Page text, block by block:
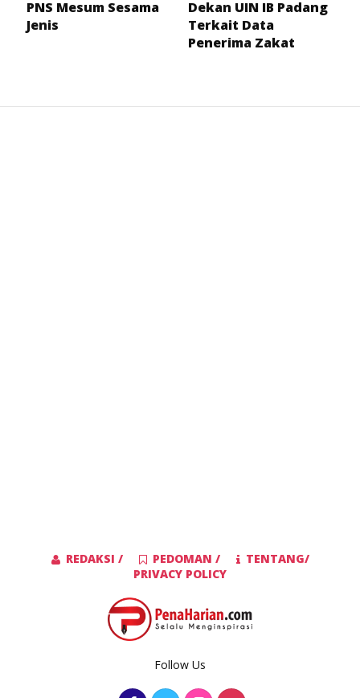
PNS Mesum Sesama
Jenis
Dekan UIN IB Padang
Terkait Data
Penerima Zakat
REDAKSI / PEDOMAN /
TENTANG/
PRIVACY POLICY
Follow Us